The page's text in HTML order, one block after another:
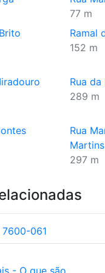
77 m
Ramal
152 m
Rua da
289 m
Rua
Martins
297 m
061
- O que são